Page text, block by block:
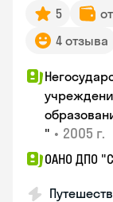
5
4 отзыва
" • 2005 г.
ОАНО ДПО